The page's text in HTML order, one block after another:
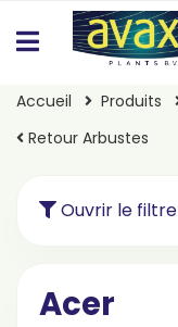
Accueil Produits
Retour Arbustes
Ouvrir le filtre
Acer